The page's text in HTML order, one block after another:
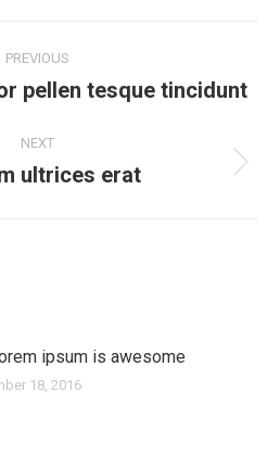
PREVIOUS
Previous
pellen tesque tincidunt
NEXT
Next
ultrices erat
ipsum is awesome
18, 2016